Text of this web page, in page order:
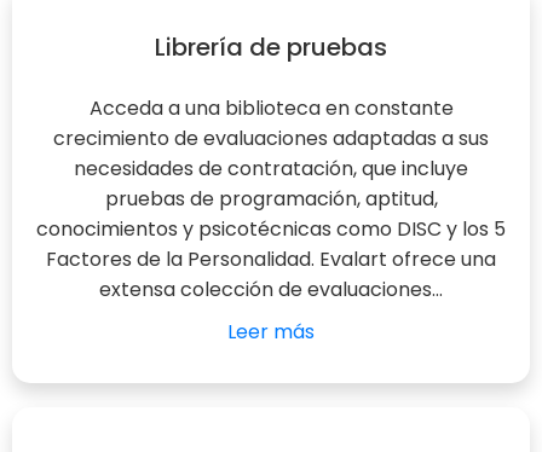
Librería de pruebas
Acceda a una biblioteca en constante
crecimiento de evaluaciones adaptadas a sus
necesidades de contratación, que incluye
pruebas de programación, aptitud,
conocimientos y psicotécnicas como DISC y los 5
Factores de la Personalidad. Evalart ofrece una
extensa colección de evaluaciones...
Leer más